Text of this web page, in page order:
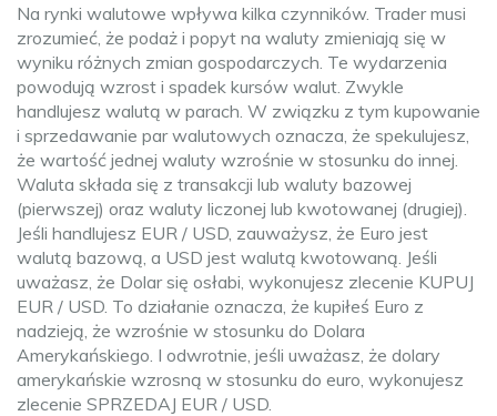
Na rynki walutowe wpływa kilka czynników. Trader musi
zrozumieć, że podaż i popyt na waluty zmieniają się w
wyniku różnych zmian gospodarczych. Te wydarzenia
powodują wzrost i spadek kursów walut. Zwykle
handlujesz walutą w parach. W związku z tym kupowanie
i sprzedawanie par walutowych oznacza, że ​​spekulujesz,
że wartość jednej waluty wzrośnie w stosunku do innej.
Waluta składa się z transakcji lub waluty bazowej
(pierwszej) oraz waluty liczonej lub kwotowanej (drugiej).
Jeśli handlujesz EUR / USD, zauważysz, że Euro jest
walutą bazową, a USD jest walutą kwotowaną. Jeśli
uważasz, że Dolar się osłabi, wykonujesz zlecenie KUPUJ
EUR / USD. To działanie oznacza, że ​​kupiłeś Euro z
nadzieją, że wzrośnie w stosunku do Dolara
Amerykańskiego. I odwrotnie, jeśli uważasz, że dolary
amerykańskie wzrosną w stosunku do euro, wykonujesz
zlecenie SPRZEDAJ EUR / USD.